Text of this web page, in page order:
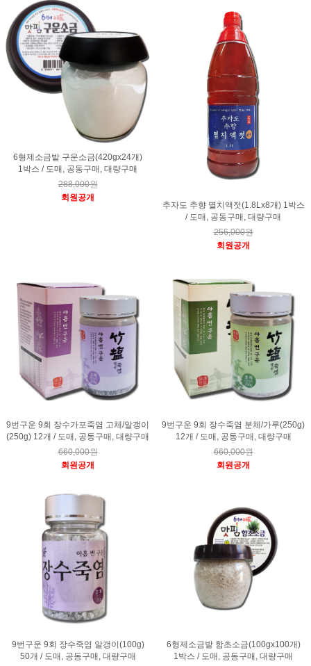
6형제소금밭 구운소금(420gx24개)
1박스 / 도매, 공동구매, 대량구매
288,000원
회원공개
추자도 추향 멸치액젓(1.8Lx8개) 1박스
/ 도매, 공동구매, 대량구매
256,000원
회원공개
9번구운 9회 장수가포죽염 고체/알갱이
(250g) 12개 / 도매, 공동구매, 대량구매
660,000원
회원공개
9번구운 9회 장수죽염 분체/가루(250g)
12개 / 도매, 공동구매, 대량구매
660,000원
회원공개
9번구운 9회 장수죽염 알갱이(100g)
50개 / 도매, 공동구매, 대량구매
6형제소금밭 함초소금(100gx100개)
1박스 / 도매, 공동구매, 대량구매